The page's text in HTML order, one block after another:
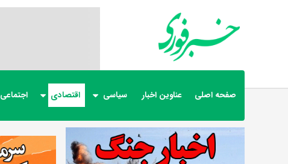
صفحه اصلی عناوین اخبار سیاسی اقتصادی اجتماعی